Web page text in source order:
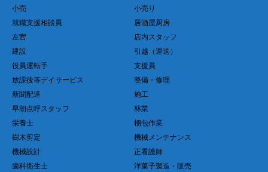
小売
小売り
就職支援相談員
居酒屋厨房
左官
店内スタッフ
建設
引越（運送）
役員運転手
支援員
放課後等デイサービス
整備・修理
新聞配達
施工
早朝点呼スタッフ
林業
栄養士
梱包作業
樹木剪定
機械メンテナンス
機械設計
正看護師
歯科衛生士
洋菓子製造・販売